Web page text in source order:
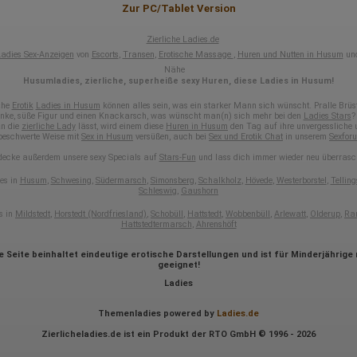
Welche Videos angeschaut?
Wurden Werbebanner angeklickt?
Wohin ging der Besucher? Klickte er auf weitere Seiten des Portals
oder hat er sie komplett verlassen?
Wie lange blieb der Besucher?
der Verarbeitung:
Union & USA
das Benutzerverhalten zu sammeln. Hotjar kann auch im Rahmen
von Umfragen und Feedbackfunktionen, die auf unserer Website
eingebunden sind, von Ihnen bereitgestellte Informationen verarbeiten.
Geografischer Standort
IP-Adresse
Zur PC/Tablet Version
Zierliche Ladies.de
Sex-Anzeigen von Escorts, Transen, Erotische Massage , Huren und Nutten in Husum
Nähe
Husumladies, zierliche, superheiße sexy Huren, diese Ladies in Husum!
Erotik Ladies in Husum können alles sein, was ein starker Mann sich wünscht. Pralle
süße Figur und einen Knackarsch, was wünscht man(n) sich mehr bei den Ladies Stars
die zierliche Lady lässt, wird einem diese Huren in Husum den Tag auf ihre unvergessliche
Weise mit Sex in Husum versüßen, auch bei Sex und Erotik Chat in unserem
außerdem unsere sexy Specials auf Stars-Fun und lass dich immer wieder neu
in Husum, Schwesing, Südermarsch, Simonsberg, Schalkholz, Hövede, Westerborstel,
Schleswig, Gaushorn
in Mildstedt, Horstedt (Nordfriesland), Schobüll, Hattstedt, Wobbenbüll, Arlewatt, Olderup,
Hattstedtermarsch, Ahrenshöft
Seite beinhaltet eindeutige erotische Darstellungen und ist für Minderjährige
geeignet!
Ladies
Themenladies powered by Ladies.de
Zierlicheladies.de ist ein Produkt der RTO GmbH © 1996 - 2026